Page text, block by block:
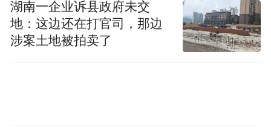
启。电影《蜘蛛侠：崭新之日》由汤姆·赫兰
德、赞达亚、马克·鲁法洛领衔主演，乔·博恩
瑟、萨迪·辛克等实力派演员重磅加盟。7月
湖南一企业诉县政府未交
地：这边还在打官司，那边
涉案土地被拍卖了